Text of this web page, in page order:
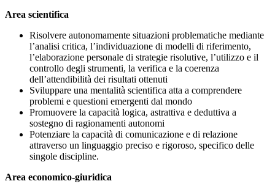
Area scientifica
Risolvere autonomamente situazioni problematiche mediante
l’analisi critica, l’individuazione di modelli di riferimento,
l’elaborazione personale di strategie risolutive, l’utilizzo e il
controllo degli strumenti, la verifica e la coerenza
dell’attendibilità dei risultati ottenuti
Sviluppare una mentalità scientifica atta a comprendere
problemi e questioni emergenti dal mondo
Promuovere la capacità logica, astrattiva e deduttiva a
sostegno di ragionamenti autonomi
Potenziare la capacità di comunicazione e di relazione
attraverso un linguaggio preciso e rigoroso, specifico delle
singole discipline.
Area economico-giuridica